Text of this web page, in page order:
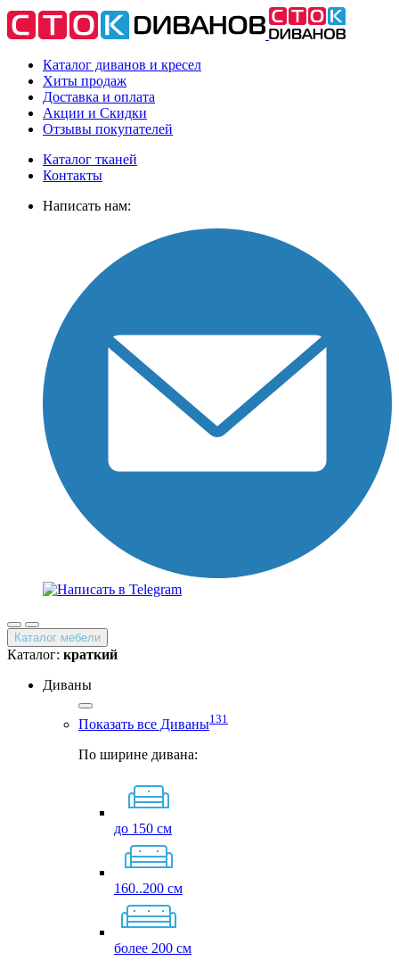
Каталог диванов и кресел
Хиты продаж
Доставка и оплата
Акции и Скидки
Отзывы покупателей
Каталог тканей
Контакты
Написать нам:
Каталог мебели
Каталог: краткий
Диваны
Показать все Диваны131
По ширине дивана:
до 150 см
160..200 см
более 200 см